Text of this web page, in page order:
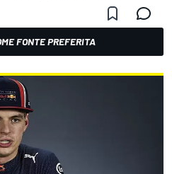
FONTE PREFERITA